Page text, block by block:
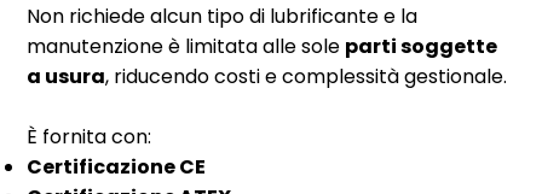
Non richiede alcun tipo di lubrificante e la
manutenzione è limitata alle sole parti soggette
a usura, riducendo costi e complessità gestionale.
È fornita con:
Certificazione CE